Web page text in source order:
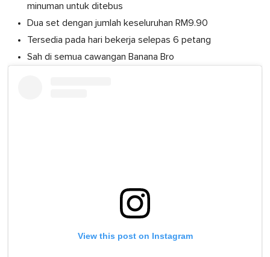
minuman untuk ditebus
Dua set dengan jumlah keseluruhan RM9.90
Tersedia pada hari bekerja selepas 6 petang
Sah di semua cawangan Banana Bro
View this post on Instagram